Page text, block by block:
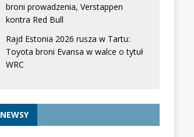
broni prowadzenia, Verstappen
kontra Red Bull
Rajd Estonia 2026 rusza w Tartu:
Toyota broni Evansa w walce o tytuł
WRC
NEWSY